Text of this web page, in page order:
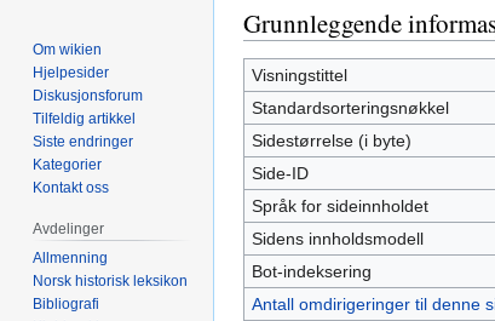
Hopp
til
navigering
Hopp
til
søk
Grunnleggende
Visningstittel
Standardsorteringsnøkkel
Sidestørrelse (i byte)
Side-ID
Språk for sideinnholdet
Sidens innholdsmodell
Bot-indeksering
Antall omdirigeringer til denne
Om wikien
Hjelpesider
Diskusjonsforum
Tilfeldig artikkel
Siste endringer
Kategorier
Kontakt oss
Avdelinger
Allmenning
Norsk historisk leksikon
Bibliografi